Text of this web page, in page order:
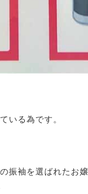
いる為です。
振袖を選ばれたお